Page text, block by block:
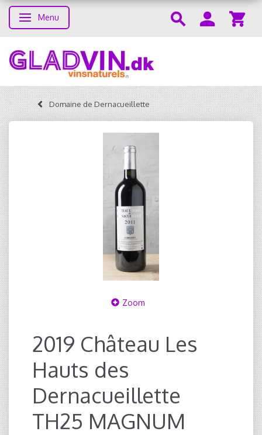
Toggle navigation
Menu
Domaine de Dernacueillette
Zoom
2019 Château Les
Hauts des
Dernacueillette
TH25 MAGNUM